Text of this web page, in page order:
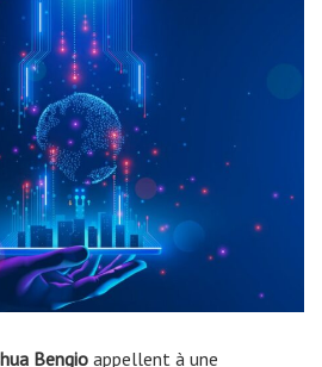
Bengioappellent à une